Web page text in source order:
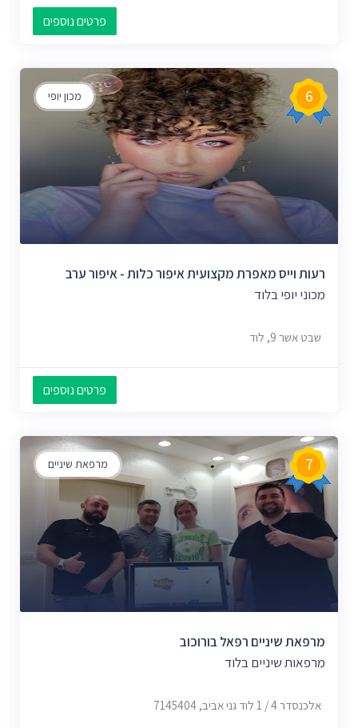
פרטים נוספים
מכון יופי 6
רעות וייס מאפרת מקצועית איפור כלות - איפור ערב
מכוני יופי בלוד
שבט אשר 9, לוד
פרטים נוספים
מרפאת שיניים 7
מרפאת שיניים רפאל בורוכוב
מרפאות שיניים בלוד
אלכנסדר 4 / 1 לוד גני אביב, 7145404